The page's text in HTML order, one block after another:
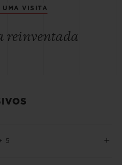
UMA VISITA
reinventada
+